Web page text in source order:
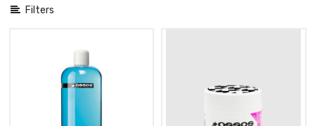
Filters